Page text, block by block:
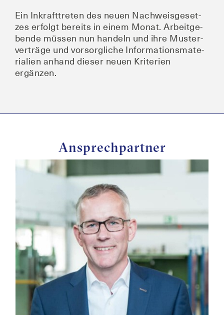
Ein Inkraft­tre­ten des neu­en Nach­weis­ge­set­
zes erfolgt bereits in einem Monat. Arbeit­ge­
ben­de müs­sen nun han­deln und ihre Mus­ter­
ver­trä­ge und vor­sorg­li­che Infor­ma­ti­ons­ma­te­
ria­li­en anhand die­ser neu­en Kri­te­ri­en
ergänzen.
Ansprechpartner